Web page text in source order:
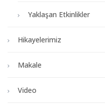
Yaklaşan Etkinlikler
Hikayelerimiz
Makale
Video